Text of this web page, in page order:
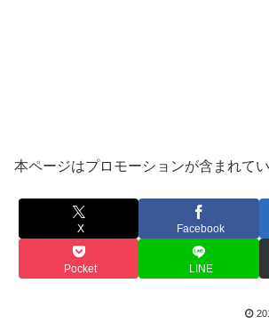
本ページはプロモーションが含まれて
X Facebook
Pocket LINE